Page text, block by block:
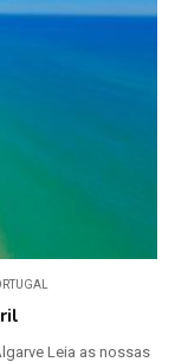
Leia as nossas